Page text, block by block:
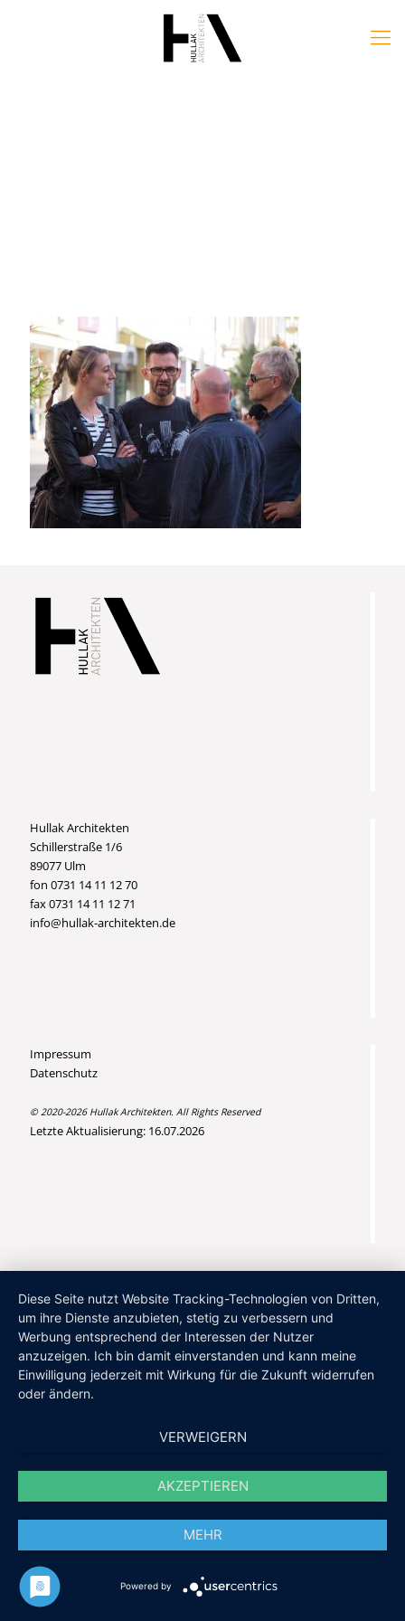
Hullak Architekten
Schillerstraße 1/6
89077 Ulm
fon 0731 14 11 12 70
fax 0731 14 11 12 71
info@hullak-architekten.de
Impressum
Datenschutz
© 2020-2026 Hullak Architekten. All Rights Reserved
Letzte Aktualisierung: 16.07.2026
Diese Seite nutzt Website Tracking-Technologien von Dritten,
um ihre Dienste anzubieten, stetig zu verbessern und
Werbung entsprechend der Interessen der Nutzer
anzuzeigen. Ich bin damit einverstanden und kann meine
Einwilligung jederzeit mit Wirkung für die Zukunft widerrufen
oder ändern.
VERWEIGERN
AKZEPTIEREN
MEHR
Powered by